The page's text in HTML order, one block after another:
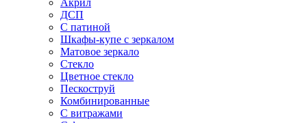
Акрил
ДСП
С патиной
Шкафы-купе с зеркалом
Матовое зеркало
Стекло
Цветное стекло
Пескоструй
Комбинированные
С витражами